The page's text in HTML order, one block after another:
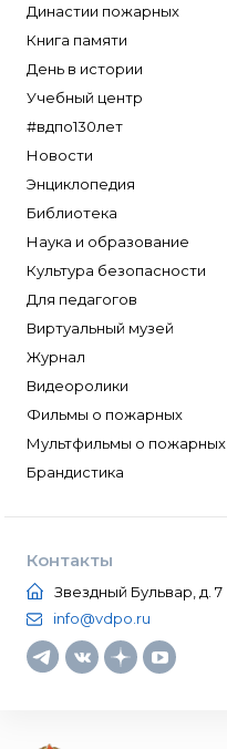
Династии пожарных
Книга памяти
День в истории
Учебный центр
#вдпо130лет
Новости
Энциклопедия
Библиотека
Наука и образование
Культура безопасности
Для педагогов
Виртуальный музей
Журнал
Видеоролики
Фильмы о пожарных
Мультфильмы о пожарных
Брандистика
Контакты
Звездный Бульвар, д. 7
info@vdpo.ru